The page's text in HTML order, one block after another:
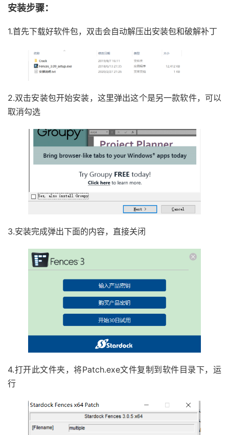
安装步骤：
1.首先下载好软件包，双击会自动解压出安装包和破解补丁
2.双击安装包开始安装，这里弹出这个是另一款软件，可以
取消勾选
3.安装完成弹出下面的内容，直接关闭
4.打开此文件夹，将Patch.exe文件复制到软件目录下，运
行